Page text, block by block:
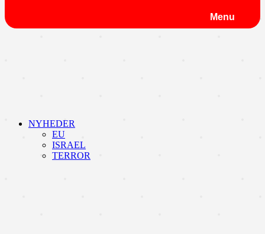
Menu
NYHEDER
EU
ISRAEL
TERROR